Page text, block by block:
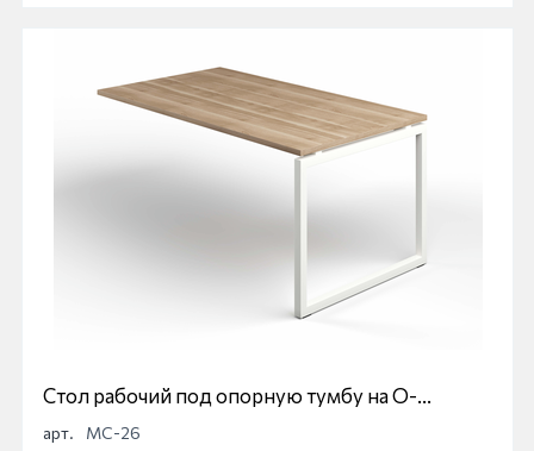
Стол рабочий под опорную тумбу на О-
образной опоре Магна МС-26
арт.
МС-26